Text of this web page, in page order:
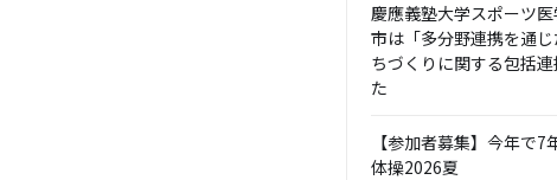
慶應義塾大学スポーツ
市は「多分野連携を通
ちづくりに関する包括
た
【参加者募集】今年で
体操2026夏